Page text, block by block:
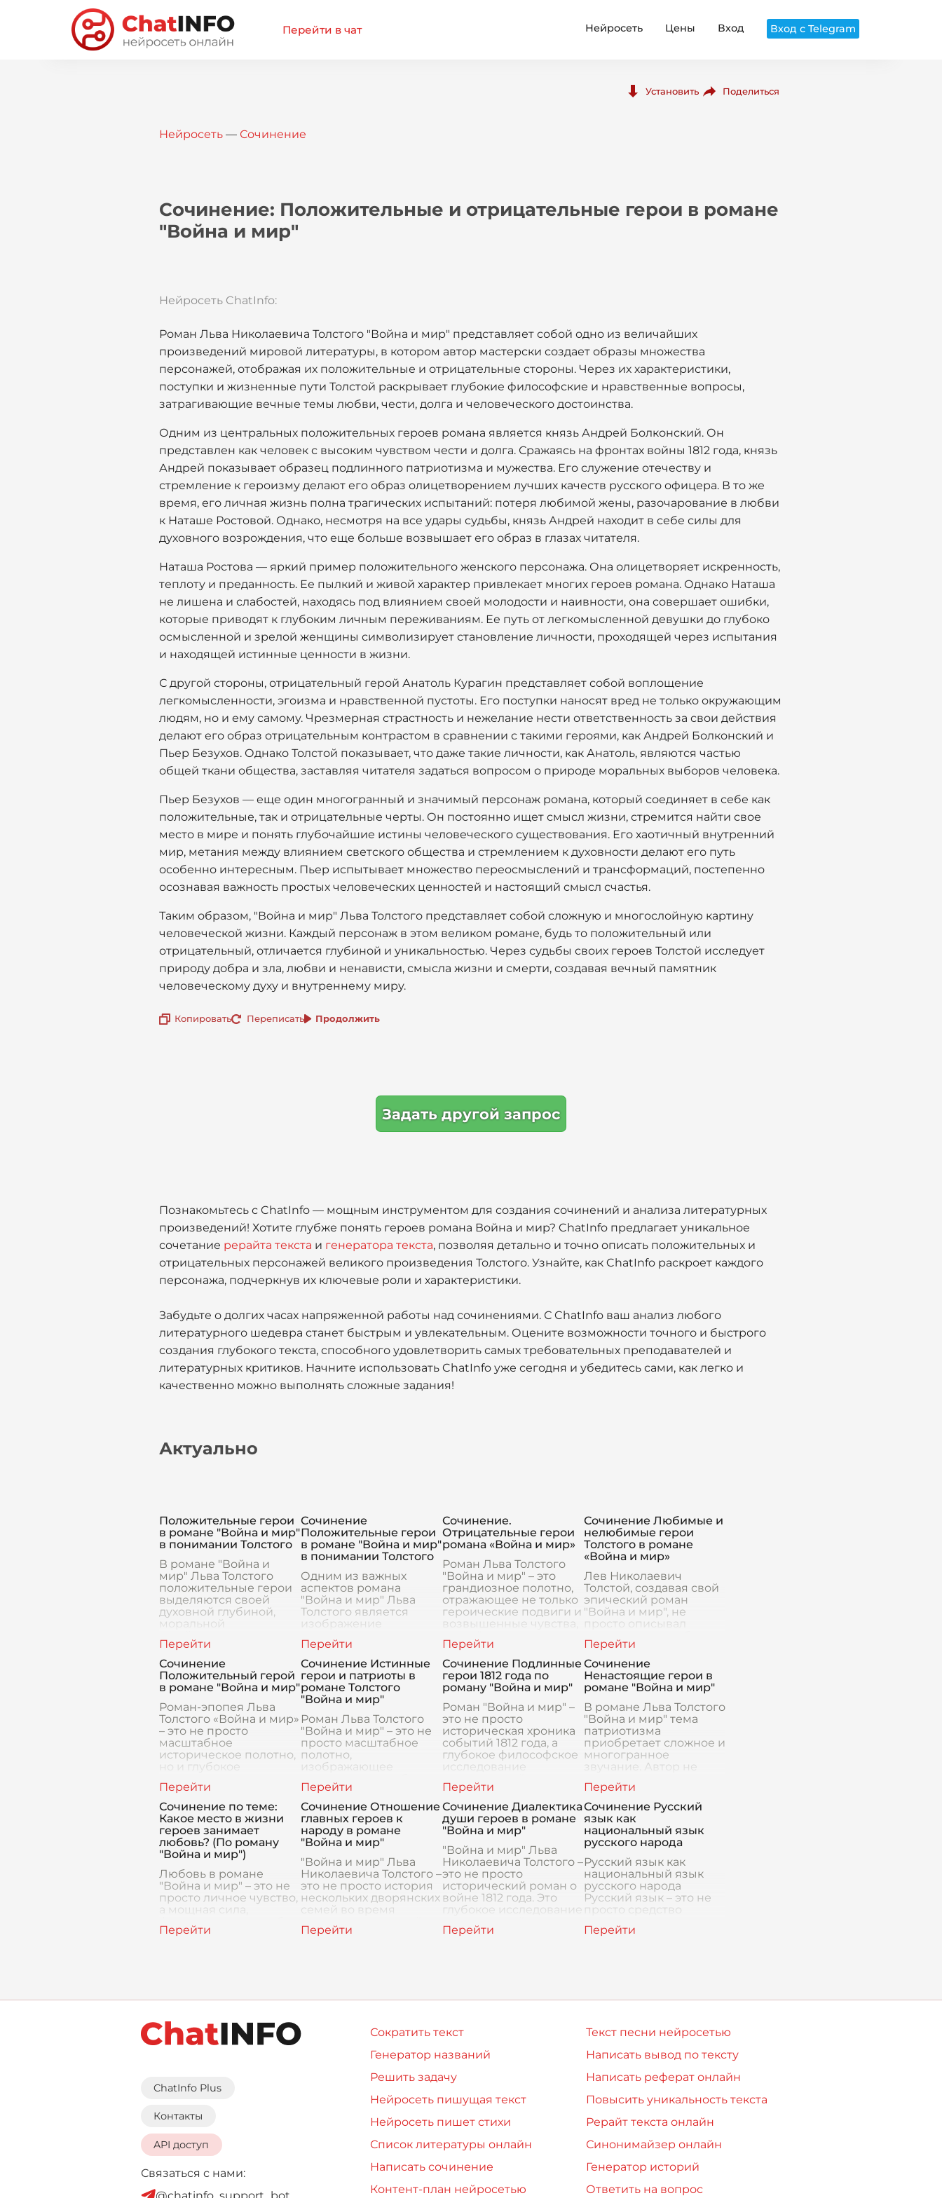
Перейти в чат Нейросеть Цены Вход Вход с Telegram
Установить Поделиться
Нейросеть — Сочинение
Сочинение: Положительные и отрицательные герои в романе
"Война и мир"
Нейросеть ChatInfo:
Роман Льва Николаевича Толстого "Война и мир" представляет собой одно из величайших
произведений мировой литературы, в котором автор мастерски создает образы множества
персонажей, отображая их положительные и отрицательные стороны. Через их характеристики,
поступки и жизненные пути Толстой раскрывает глубокие философские и нравственные вопросы,
затрагивающие вечные темы любви, чести, долга и человеческого достоинства.
Одним из центральных положительных героев романа является князь Андрей Болконский. Он
представлен как человек с высоким чувством чести и долга. Сражаясь на фронтах войны 1812 года, князь
Андрей показывает образец подлинного патриотизма и мужества. Его служение отечеству и
стремление к героизму делают его образ олицетворением лучших качеств русского офицера. В то же
время, его личная жизнь полна трагических испытаний: потеря любимой жены, разочарование в любви
к Наташе Ростовой. Однако, несмотря на все удары судьбы, князь Андрей находит в себе силы для
духовного возрождения, что еще больше возвышает его образ в глазах читателя.
Наташа Ростова — яркий пример положительного женского персонажа. Она олицетворяет искренность,
теплоту и преданность. Ее пылкий и живой характер привлекает многих героев романа. Однако Наташа
не лишена и слабостей, находясь под влиянием своей молодости и наивности, она совершает ошибки,
которые приводят к глубоким личным переживаниям. Ее путь от легкомысленной девушки до глубоко
осмысленной и зрелой женщины символизирует становление личности, проходящей через испытания
и находящей истинные ценности в жизни.
С другой стороны, отрицательный герой Анатоль Курагин представляет собой воплощение
легкомысленности, эгоизма и нравственной пустоты. Его поступки наносят вред не только окружающим
людям, но и ему самому. Чрезмерная страстность и нежелание нести ответственность за свои действия
делают его образ отрицательным контрастом в сравнении с такими героями, как Андрей Болконский и
Пьер Безухов. Однако Толстой показывает, что даже такие личности, как Анатоль, являются частью
общей ткани общества, заставляя читателя задаться вопросом о природе моральных выборов человека.
Пьер Безухов — еще один многогранный и значимый персонаж романа, который соединяет в себе как
положительные, так и отрицательные черты. Он постоянно ищет смысл жизни, стремится найти свое
место в мире и понять глубочайшие истины человеческого существования. Его хаотичный внутренний
мир, метания между влиянием светского общества и стремлением к духовности делают его путь
особенно интересным. Пьер испытывает множество переосмыслений и трансформаций, постепенно
осознавая важность простых человеческих ценностей и настоящий смысл счастья.
Таким образом, "Война и мир" Льва Толстого представляет собой сложную и многослойную картину
человеческой жизни. Каждый персонаж в этом великом романе, будь то положительный или
отрицательный, отличается глубиной и уникальностью. Через судьбы своих героев Толстой исследует
природу добра и зла, любви и ненависти, смысла жизни и смерти, создавая вечный памятник
человеческому духу и внутреннему миру.
Копировать Переписать Продолжить
Задать другой запрос
Познакомьтесь с ChatInfo — мощным инструментом для создания сочинений и анализа литературных
произведений! Хотите глубже понять героев романа Война и мир? ChatInfo предлагает уникальное
сочетание рерайта текста и генератора текста, позволяя детально и точно описать положительных и
отрицательных персонажей великого произведения Толстого. Узнайте, как ChatInfo раскроет каждого
персонажа, подчеркнув их ключевые роли и характеристики.
Забудьте о долгих часах напряженной работы над сочинениями. С ChatInfo ваш анализ любого
литературного шедевра станет быстрым и увлекательным. Оцените возможности точного и быстрого
создания глубокого текста, способного удовлетворить самых требовательных преподавателей и
литературных критиков. Начните использовать ChatInfo уже сегодня и убедитесь сами, как легко и
качественно можно выполнять сложные задания!
Актуально
Положительные герои
в романе "Война и мир"
в понимании Толстого
В романе "Война и
мир" Льва Толстого
положительные герои
выделяются своей
духовной глубиной,
моральной
стремлением к поиску
высших ценностей.
Толстой методично
стро
Сочинение
Положительные герои
в романе "Война и мир"
в понимании Толстого
Одним из важных
аспектов романа
"Война и мир" Льва
Толстого является
изображение
персонажей, каждый из
которых по-своему
воплощает идею
положительного героя
в п
Сочинение.
Отрицательные герои
романа «Война и мир»
Роман Льва Толстого
"Война и мир" – это
грандиозное полотно,
отражающее не только
героические подвиги и
возвышенные чувства,
человеческой натуры.
Наряду с полож
Сочинение Любимые и
нелюбимые герои
Толстого в романе
«Война и мир»
Лев Николаевич
Толстой, создавая свой
эпический роман
"Война и мир", не
просто описывал
и нравы эпохи, но и
выражал свои
собственные взгляды и
идеалы через при
Сочинение
Положительный герой
в романе "Война и мир"
Роман-эпопея Льва
Толстого «Война и мир»
– это не просто
масштабное
историческое полотно,
но и глубокое
человеческой души в
переломные моменты
истории. На фоне
батальн
Сочинение Истинные
герои и патриоты в
романе Толстого
"Война и мир"
Роман Льва Толстого
"Война и мир" – это не
просто масштабное
полотно,
изображающее
начала XIX века. Это
глубокое исследование
человеческой
природы, нравственны
Сочинение Подлинные
герои 1812 года по
роману "Война и мир"
Роман "Война и мир" –
это не просто
историческая хроника
событий 1812 года, а
глубокое философское
исследование
природы, особенно
ярко проявляющейся в
экстремальных ус
Сочинение
Ненастоящие герои в
романе "Война и мир"
В романе Льва Толстого
"Война и мир" тема
патриотизма
приобретает сложное и
многогранное
звучание. Автор не
чувство, а показывает,
как оно может быть
использовано
Сочинение по теме:
Какое место в жизни
героев занимает
любовь? (По роману
"Война и мир")
Любовь в романе
"Война и мир" – это не
просто личное чувство,
а мощная сила,
героев, определяющая
Сочинение Отношение
главных героев к
народу в романе
"Война и мир"
"Война и мир" Льва
Николаевича Толстого –
это не просто история
нескольких дворянских
семей во время
Это масштабное
Сочинение Диалектика
души героев в романе
"Война и мир"
"Война и мир" Льва
Николаевича Толстого –
это не просто
исторический роман о
войне 1812 года. Это
глубокое исследование
изменчивости,
Сочинение Русский
язык как
национальный язык
русского народа
Русский язык как
национальный язык
русского народа
Русский язык – это не
просто средство
живая душа русского
ChatInfo Plus
Контакты
API доступ
Связаться с нами:
@chatinfo_support_bot
Сократить текст
Генератор названий
Решить задачу
Нейросеть пишущая текст
Нейросеть пишет стихи
Список литературы онлайн
Написать сочинение
Контент-план нейросетью
Текст песни нейросетью
Написать вывод по тексту
Написать реферат онлайн
Повысить уникальность текста
Рерайт текста онлайн
Синонимайзер онлайн
Генератор историй
Ответить на вопрос